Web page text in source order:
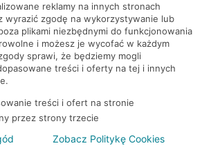
Polska S.A. Wszelkie prawa zastrzeżone
reklamy na innych stronach
wyrazić zgodę na wykorzystywanie lub
plikami niezbędnymi do funkcjonowania
i możesz je wycofać w każdym
sprawi, że będziemy mogli
treści i oferty na tej i innych
treści i ofert na stronie
przez strony trzecie
Zobacz Politykę Cookies